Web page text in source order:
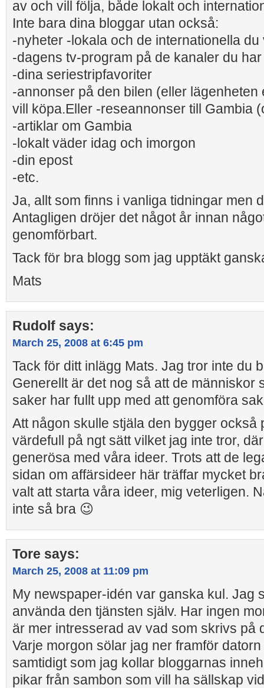
av och vill följa, både lokalt och
Inte bara dina bloggar utan också:
-nyheter -lokala och de internationella du
-dagens tv-program på de kanaler du har
-dina seriestripfavoriter
-annonser på den bilen (eller lägenheten
vill köpa.Eller -reseannonser till Gambia
-artiklar om Gambia
-lokalt väder idag och imorgon
-din epost
-etc.
Ja, allt som finns i vanliga tidningar men
Antagligen dröjer det något år innan
genomförbart.
Tack för bra blogg som jag upptäkt
Mats
Rudolf says:
March 25, 2008 at 6:45 pm
Tack för ditt inlägg Mats. Jag tror inte du
Generellt är det nog så att de människor
saker har fullt upp med att genomföra
Att någon skulle stjäla den bygger också
värdefull på ngt sätt vilket jag inte tror,
generösa med våra ideer. Trots att de
sidan om affärsideer här träffar mycket
valt att starta våra ideer, mig veterligen.
inte så bra 😉
Tore says:
March 25, 2008 at 11:09 pm
My newspaper-idén var ganska kul. Jag
använda den tjänsten själv. Har ingen
är mer intresserad av vad som skrivs på
Varje morgon sölar jag ner framför
samtidigt som jag kollar bloggarnas
pikar från sambon som vill ha sällskap